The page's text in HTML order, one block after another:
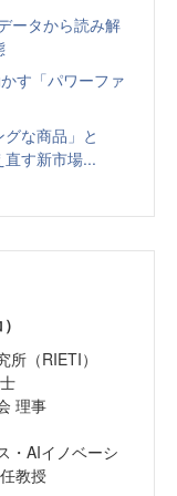
ータから読み解
す「パワーファ
な商品」と
す新市場...
（RIETI）
士
理事
・AIイノベーシ
教授